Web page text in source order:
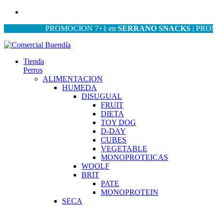
PROMOCION 7+1 enSERRANO SNACKS|
Tienda
Perros
ALIMENTACION
HUMEDA
DISUGUAL
FRUIT
DIETA
TOY DOG
D-DAY
CUBES
VEGETABLE
MONOPROTEICAS
WOOLF
BRIT
PATE
MONOPROTEIN
SECA